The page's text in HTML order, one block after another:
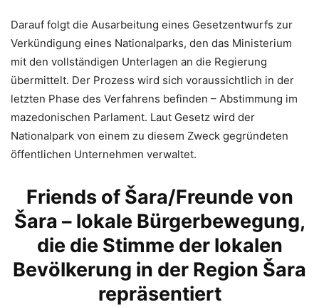
Darauf folgt die Ausarbeitung eines Gesetzentwurfs zur
Verkündigung eines Nationalparks, den das Ministerium
mit den vollständigen Unterlagen an die Regierung
übermittelt. Der Prozess wird sich voraussichtlich in der
letzten Phase des Verfahrens befinden – Abstimmung im
mazedonischen Parlament. Laut Gesetz wird der
Nationalpark von einem zu diesem Zweck gegründeten
öffentlichen Unternehmen verwaltet.
Friends of Šara/Freunde von
Šara – lokale Bürgerbewegung,
die die Stimme der lokalen
Bevölkerung in der Region Šara
repräsentiert